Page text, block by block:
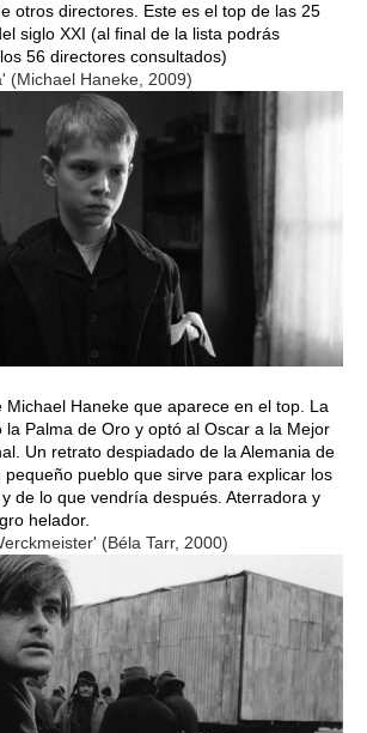
otros directores. Este es el top de las 25
siglo XXI (al final de la lista podrás
56 directores consultados)
(Michael Haneke, 2009)
Michael Haneke que aparece en el top. La
la Palma de Oro y optó al Oscar a la Mejor
Un retrato despiadado de la Alemania de
pueblo que sirve para explicar los
de lo que vendría después. Aterradora y
helador.
(Béla Tarr, 2000)